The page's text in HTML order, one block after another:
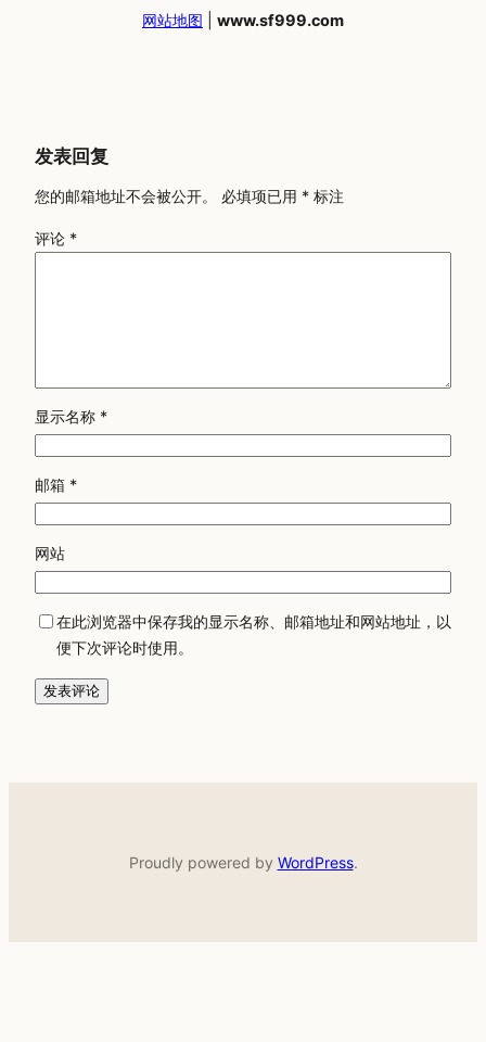
网站地图 www.sf999.com
发表回复
您的邮箱地址不会被公开。 必填项已用 * 标注
评论 *
显示名称 *
邮箱 *
网站
在此浏览器中保存我的显示名称、邮箱地址和网站地址，以
便下次评论时使用。
Proudly powered by WordPress.